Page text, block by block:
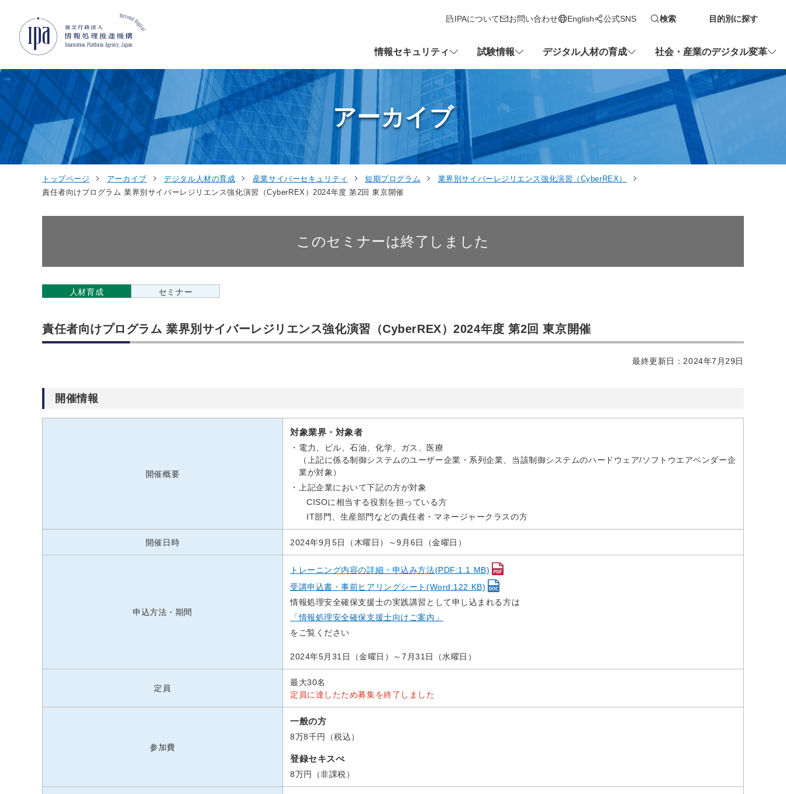
IPAについて
お問い合わせ English
新しいタブで開きます
公式SNS 検索 目的別に探す
情報セキュリティ 試験情報 デジタル人材の育成 社会・産業のデジタル変革
アーカイブ
トップページ アーカイブ デジタル人材の育成 産業サイバーセキュリティ 短期プログラム
業界別サイバーレジリエンス強化演習（CyberREX）
責任者向けプログラム 業界別サイバーレジリエンス強化演習（CyberREX）2024年度 第2回 東京開催
このセミナーは終了しました
人材育成 セミナー
責任者向けプログラム 業界別サイバーレジリエンス強化演習（CyberREX）2024年度 第2回 東京開催
最終更新日：2024年7月29日
開催情報
開催概要
対象業界・対象者
電力、ビル、石油、化学、ガス、医療
（上記に係る制御システムのユーザー企業・系列企業、当該制御システムのハードウェア/ソフトウエアベンダー企
業が対象）
上記企業において下記の方が対象
CISOに相当する役割を担っている方
IT部門、生産部門などの責任者・マネージャークラスの方
開催日時 2024年9月5日（木曜日）～9月6日（金曜日）
申込方法・期間
トレーニング内容の詳細・申込み方法(PDF:1.1 MB)
受講申込書・事前ヒアリングシート(Word:122 KB)
情報処理安全確保支援士の実践講習として申し込まれる方は
「情報処理安全確保支援士向けご案内」
をご覧ください
2024年5月31日（金曜日）～7月31日（水曜日）
定員
最大30名
定員に達したため募集を終了しました
参加費
一般の方
8万8千円（税込）
登録セキスぺ
8万円（非課税）